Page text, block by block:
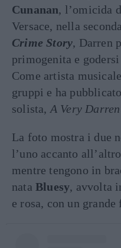
Cunanan, l’omicida
Versace, nella
Crime Story, Darren
primogenita e
Come artista
gruppi e ha
solista, A Very
La foto mostra i due
l’uno accanto
mentre tengono in
nata Bluesy, avvolta
e rosa, con un